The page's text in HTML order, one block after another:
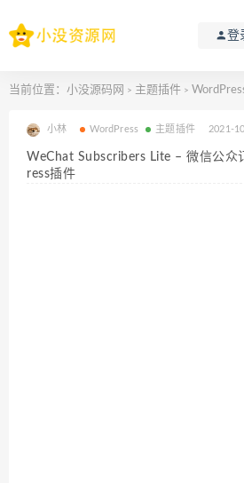
登
当前位置： 小没源码网 > 主题插件 >
小林 WordPress 主题插件 2021-
WeChat Subscribers Lite – 微信公众
ress插件